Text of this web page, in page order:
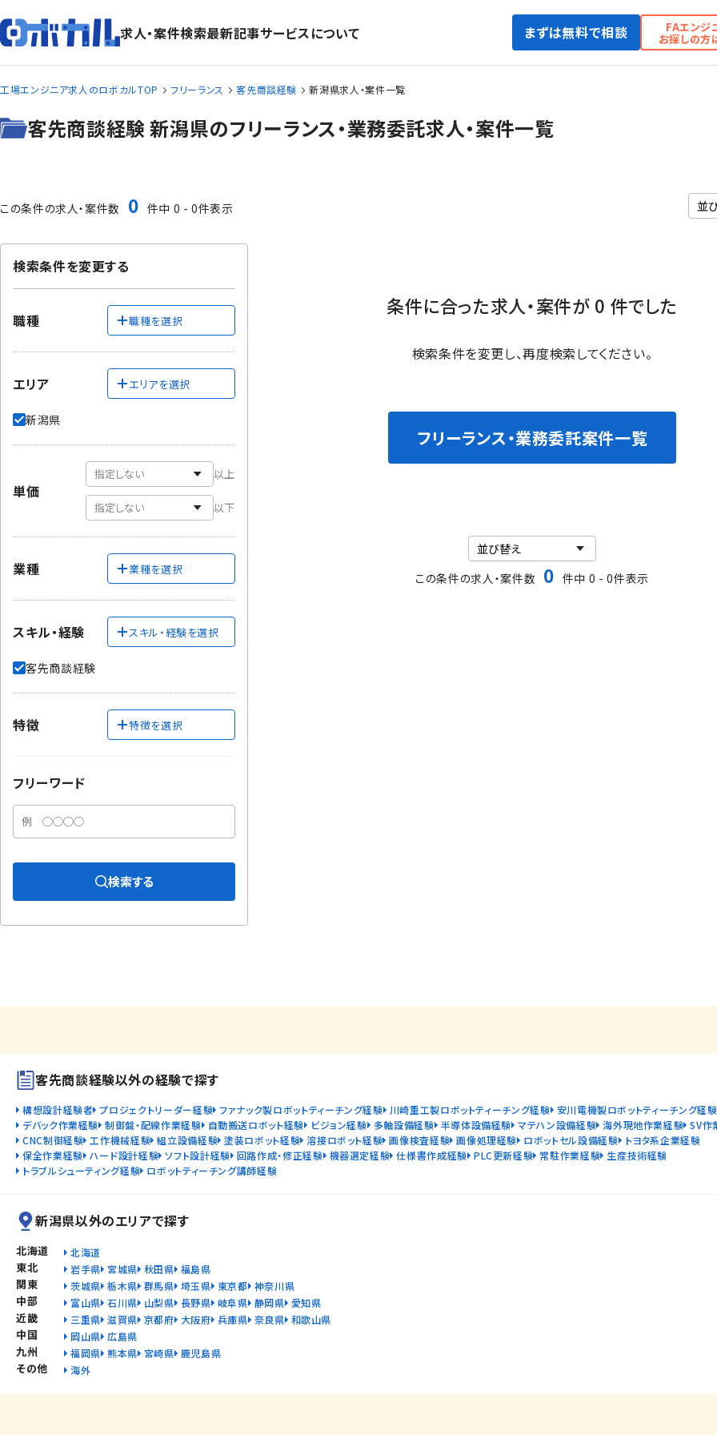
求人・案件検索最新記事サービスについて まずは無料で相談 FAエンジ
お探しの方
工場エンジニア求人のロボカルTOP フリーランス 客先商談経験 新潟県求人・案件一覧
客先商談経験 新潟県のフリーランス・業務委託求人・案件一覧
この条件の求人・案件数 0 件中 0 - 0件表示
条件に合った求人・案件が 0 件でした
検索条件を変更し、再度検索してください。
フリーランス・業務委託案件一覧
この条件の求人・案件数 0 件中 0 - 0件表示
検索条件を変更する
職種 職種を選択
エリア エリアを選択
新潟県
単価
以上
以下
業種 業種を選択
スキル・経験 スキル・経験を選択
客先商談経験
特徴 特徴を選択
フリーワード
検索する
客先商談経験以外の経験で探す
構想設計経験者 プロジェクトリーダー経験 ファナック製ロボットティーチング経験 川崎重工製ロボットティーチング経験 安川電機製ロボットティーチング経験
デバック作業経験 制御盤・配線作業経験 自動搬送ロボット経験 ビジョン経験 多軸設備経験 半導体設備経験 マテハン設備経験 海外現地作業経験 SV作
CNC制御経験 工作機械経験 組立設備経験 塗装ロボット経験 溶接ロボット経験 画像検査経験 画像処理経験 ロボットセル設備経験
トヨタ系企業経験
保全作業経験 ハード設計経験 ソフト設計経験 回路作成・修正経験 機器選定経験 仕様書作成経験 PLC更新経験 常駐作業経験 生産技術経験
トラブルシューティング経験 ロボットティーチング講師経験
新潟県以外のエリアで探す
北海道 北海道
東北 岩手県 宮城県 秋田県 福島県
関東 茨城県 栃木県 群馬県 埼玉県 東京都 神奈川県
中部 富山県 石川県 山梨県 長野県 岐阜県 静岡県 愛知県
近畿 三重県 滋賀県 京都府 大阪府 兵庫県 奈良県 和歌山県
中国 岡山県 広島県
九州 福岡県 熊本県 宮崎県 鹿児島県
その他 海外